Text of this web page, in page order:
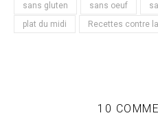
sans gluten
sans oeuf
plat du midi
Recettes contre
10